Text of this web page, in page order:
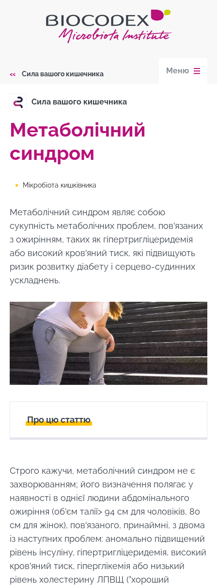
Сила вашого кишечника Меню
Сила вашого кишечника
Метаболічний
синдром
Мікробіота кишківника
Метаболічний синдром являє собою
сукупність метаболічних проблем, пов'язаних
з ожирінням, таких як гіпертригліцеридемія
або високий кров'яний тиск, які підвищують
ризик розвитку діабету і серцево-судинних
ускладнень.
Про цю статтю
Строго кажучи, метаболічний синдром не є
захворюванням; його визначення полягає у
наявності в однієї людини абдомінального
ожиріння (об'єм талії> 94 см для чоловіків, 80
см для жінок), пов'язаного, принаймні, з двома
із наступних проблем: аномально підвищений
рівень інсуліну, гіпертригліцеридемія, високий
кров'яний тиск, гіперглікемія або низький
рівень холестерину ЛПВЩ ("хороший